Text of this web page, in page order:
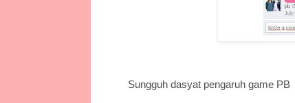
Sungguh dasyat pengaruh game PB